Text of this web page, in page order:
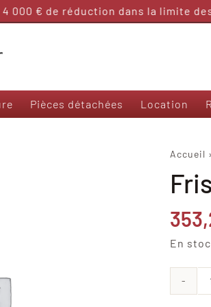
000 € de réduction dans la limite
Nos modèles 50 et sans permis
Pièces détachées Location
Accueil
En